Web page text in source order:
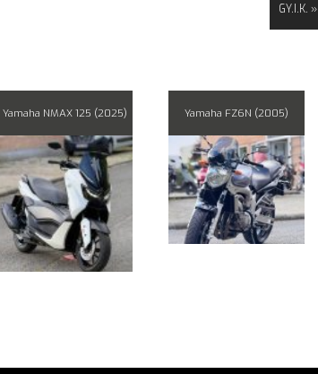
GY.I.K. »
Yamaha NMAX 125 (2025) Yamaha FZ6N (2005)